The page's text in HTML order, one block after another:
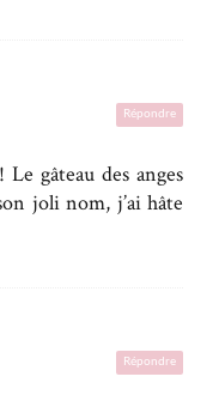
Répondre
gâteau des anges
joli nom, j’ai hâte
Répondre